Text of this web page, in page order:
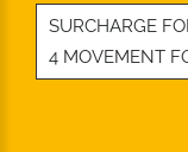
SURCHARGE
4 MOVEMENT